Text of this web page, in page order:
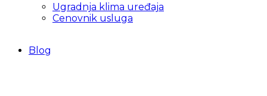
Ugradnja klima uređaja
Cenovnik usluga
Blog